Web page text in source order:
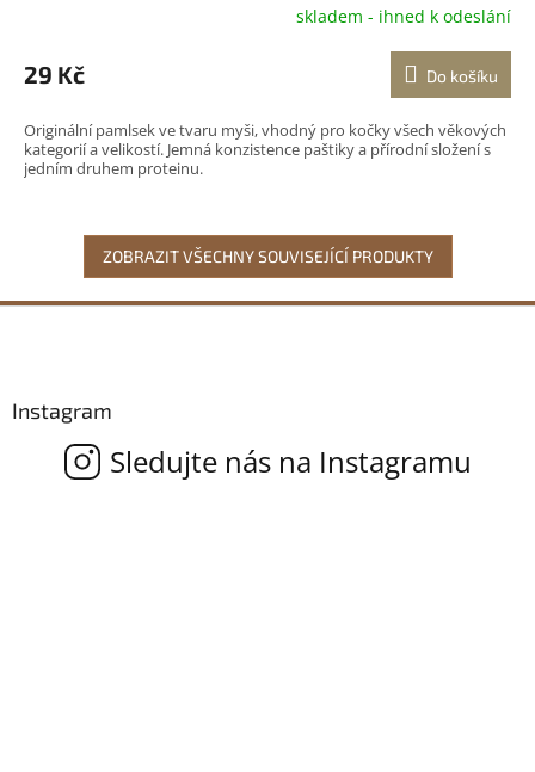
skladem - ihned k odeslání
29 Kč Do košíku
Originální pamlsek ve tvaru myši, vhodný pro kočky všech věkových
kategorií a velikostí. Jemná konzistence paštiky a přírodní složení s
jedním druhem proteinu.
ZOBRAZIT VŠECHNY SOUVISEJÍCÍ PRODUKTY
Instagram